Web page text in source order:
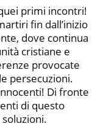
primi incontri!
fin dall’inizio
dove continua
cristiane e
provocate
persecuzioni.
Di fronte
di questo